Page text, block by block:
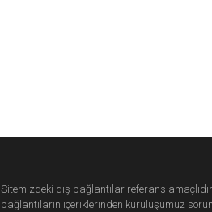
Sitemizdeki dış bağlantılar referans
bağlantıların içeriklerinden kuruluşumuz